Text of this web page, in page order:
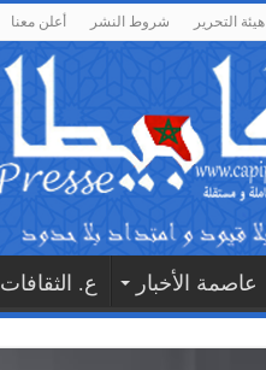
هيئة التحرير شروط النشر أعلن معنا
عاصمة الأخبار ع. الثقافات